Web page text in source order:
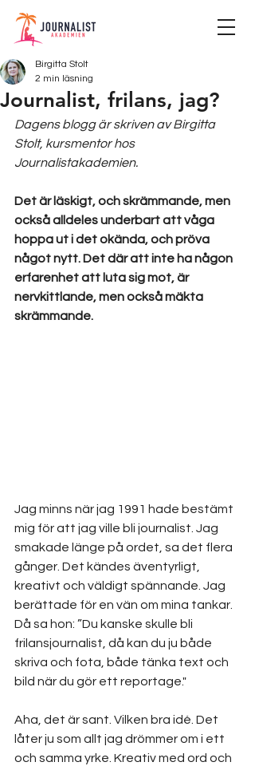
Journalist, frilans, jag?
Birgitta Stolt
2 min läsning
Dagens blogg är skriven av Birgitta
Stolt, kursmentor hos
Journalistakademien.
Det är läskigt, och skrämmande, men
också alldeles underbart att våga
hoppa ut i det okända, och pröva
något nytt. Det där att inte ha någon
erfarenhet att luta sig mot, är
nervkittlande, men också mäkta
skrämmande.
Jag minns när jag 1991 hade bestämt
mig för att jag ville bli journalist. Jag
smakade länge på ordet, sa det flera
gånger. Det kändes äventyrligt,
kreativt och väldigt spännande. Jag
berättade för en vän om mina tankar.
Då sa hon: ”Du kanske skulle bli
frilansjournalist, då kan du ju både
skriva och fota, både tänka text och
bild när du gör ett reportage."
Aha, det är sant. Vilken bra idé. Det
låter ju som allt jag drömmer om i ett
och samma yrke. Kreativ med ord och